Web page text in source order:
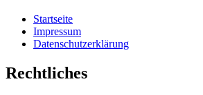
Startseite
Impressum
Datenschutzerklärung
Rechtliches